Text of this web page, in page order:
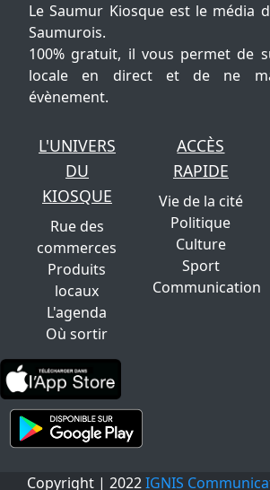
Le Saumur Kiosque est le média
Saumurois.
100% gratuit, il vous permet de
locale en direct et de ne
évènement.
L'UNIVERS
DU
KIOSQUE
Rue des
commerces
Produits
locaux
L'agenda
Où sortir
ACCÈS
RAPIDE
Vie de la cité
Politique
Culture
Sport
Communication
Copyright | 2022IGNIS